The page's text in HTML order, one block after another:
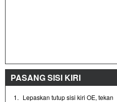
PASANG SISI KIRI
1. Lepaskan tutup sisi kiri OE, tekan